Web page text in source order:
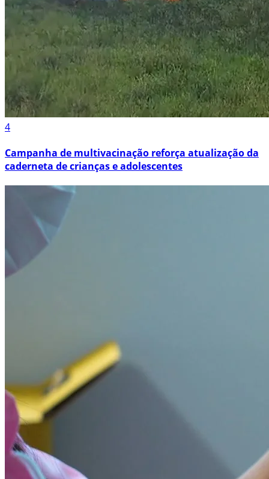
4
Campanha de multivacinação reforça atualização da
caderneta de crianças e adolescentes